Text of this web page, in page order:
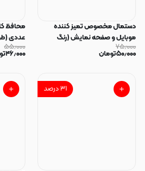
دستمال مخصوص تمیز کننده
موبایل و صفحه نمایش (رنگ
رندوم)
۷۵٫۰۰۰
۵۰٫۰۰۰تومان
عددی
۵۵٫۰۰۰
۴۶٫۰۰۰
۳۱درصد